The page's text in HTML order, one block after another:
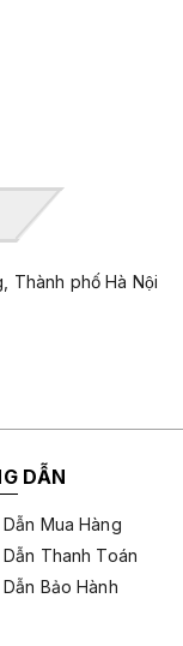
Thành phố Hà Nội
DẪN
Mua Hàng
Thanh Toán
Bảo Hành